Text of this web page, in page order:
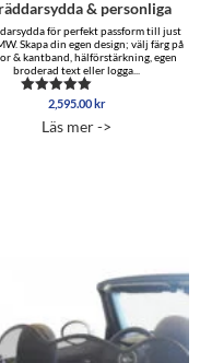
& personliga
för perfekt passform till just
Skapa din egen design; välj färg på
& kantband, hälförstärkning, egen
broderad text eller logga...
Betygsatt
av 5
2,595.00kr
Läs mer ->